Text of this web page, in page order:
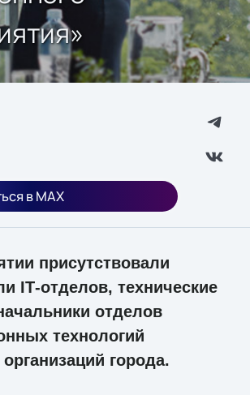
в MAX
присутствовали
IТ-отделов, технические
отделов
технологий
города.